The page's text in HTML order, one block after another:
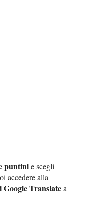
puntinie scegli
accedere alla
Google Translatea